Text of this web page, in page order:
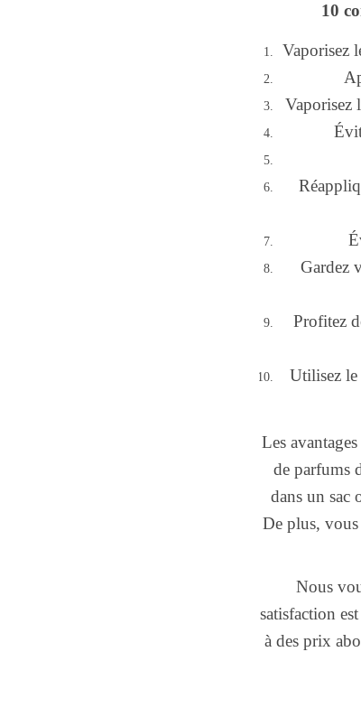
10
Vaporisez
Vaporisez
Gardez
Profitez
Utilisez
Les
de parfums
dans un sac
De plus,
Nous
satisfaction
à des prix